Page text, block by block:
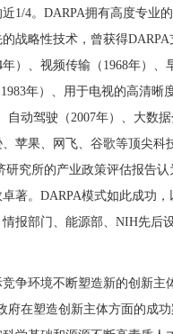
1/4。DARPA拥有高度专业
战略性技术，曾获得
）、视频传输（1968年）
年）、用于电视的高清
自动驾驶（2007年）、大数
苹果、网飞、谷歌等顶尖
研究所的产业政策评估报告
著。DARPA模式如此成功
报部门、能源部、NIH先后
争环境不断塑造新的创新
府在塑造创新主体方面的成